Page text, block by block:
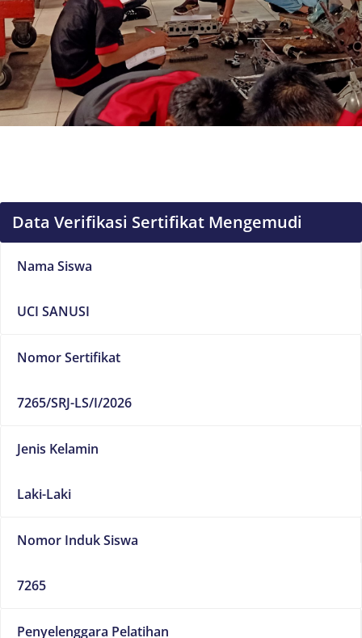
Data Verifikasi Sertifikat Mengemudi
Nama Siswa
UCI SANUSI
Nomor Sertifikat
7265/SRJ-LS/I/2026
Jenis Kelamin
Laki-Laki
Nomor Induk Siswa
7265
Penyelenggara Pelatihan